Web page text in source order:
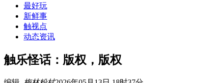
最好玩
新鲜事
触视点
动态资讯
触乐怪话：版权，版权